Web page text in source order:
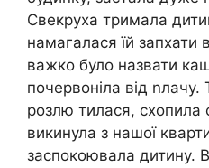
Свекруха тримала
намагалася їй запхати
важко було назвати
почервоніла від
розлю тилася, схопила
викинула з нашої
заспокоювала дитину.